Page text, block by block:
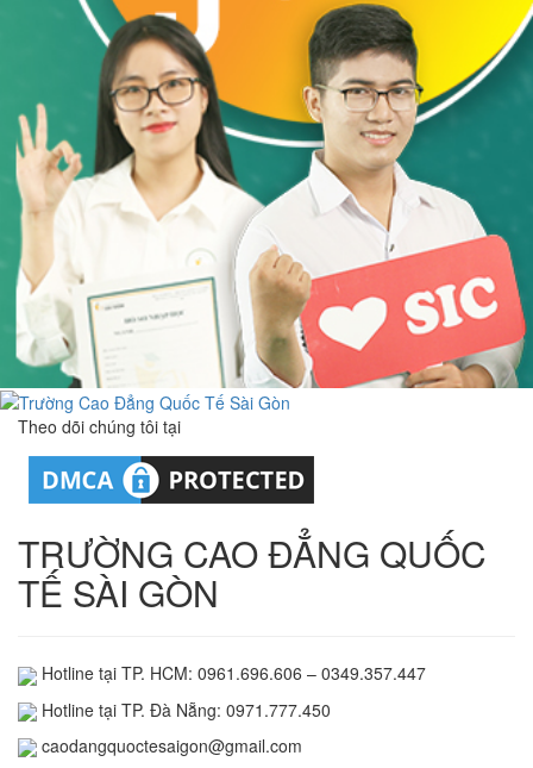
Theo dõi chúng tôi tại
TRƯỜNG CAO ĐẲNG QUỐC
TẾ SÀI GÒN
Hotline tại TP. HCM: 0961.696.606 – 0349.357.447
Hotline tại TP. Đà Nẵng: 0971.777.450
caodangquoctesaigon@gmail.com